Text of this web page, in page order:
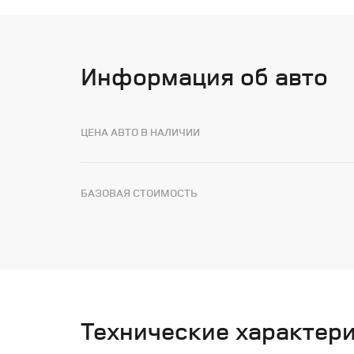
Информация об авто
ЦЕНА АВТО В НАЛИЧИИ
БАЗОВАЯ СТОИМОСТЬ
Технические